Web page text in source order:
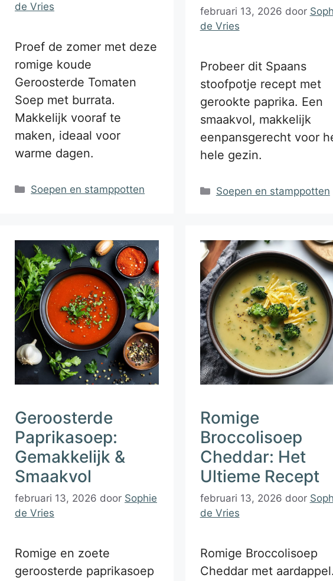
de Vries
Proef de zomer met deze
romige koude
Geroosterde Tomaten
Soep met burrata.
Makkelijk vooraf te
maken, ideaal voor
warme dagen.
Categorieën
Soepen en stamppotten
februari 13, 2026 door
de Vries
Probeer dit Spaans
stoofpotje recept met
gerookte paprika. Een
smaakvol, makkelijk
eenpansgerecht voor
hele gezin.
Categorieën
Soepen en stamppotten
Geroosterde
Paprikasoep:
Gemakkelijk &
Smaakvol
februari 13, 2026 door Sophie
de Vries
Romige en zoete
geroosterde paprikasoep
Romige
Broccolisoep
Cheddar: Het
Ultieme Recept
februari 13, 2026 door
de Vries
Romige Broccolisoep
Cheddar met aardappel.